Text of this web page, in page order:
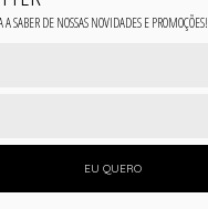
SABER DE NOSSAS NOVIDADES E PROMOÇÕES!
EU QUERO